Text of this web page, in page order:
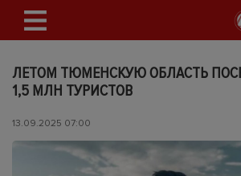
ЛЕТОМ ТЮМЕНСКУЮ ОБЛАСТЬ
1,5 МЛН ТУРИСТОВ
13.09.2025 07:00